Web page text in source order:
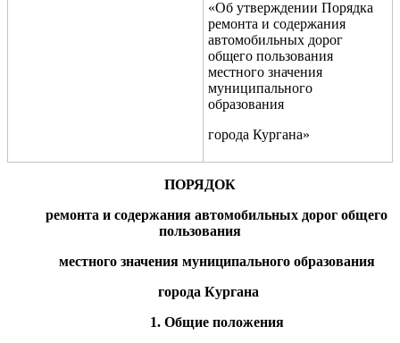
«Об утверждении Порядка
ремонта и содержания
автомобильных дорог
общего пользования
местного значения
муниципального
образования
города Кургана»
ПОРЯДОК
ремонта и содержания автомобильных дорог общего
пользования
местного значения муниципального образования
города Кургана
1. Общие положения